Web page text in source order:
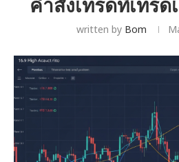
คำสั่งเทรดที่เทรด
written by Bom